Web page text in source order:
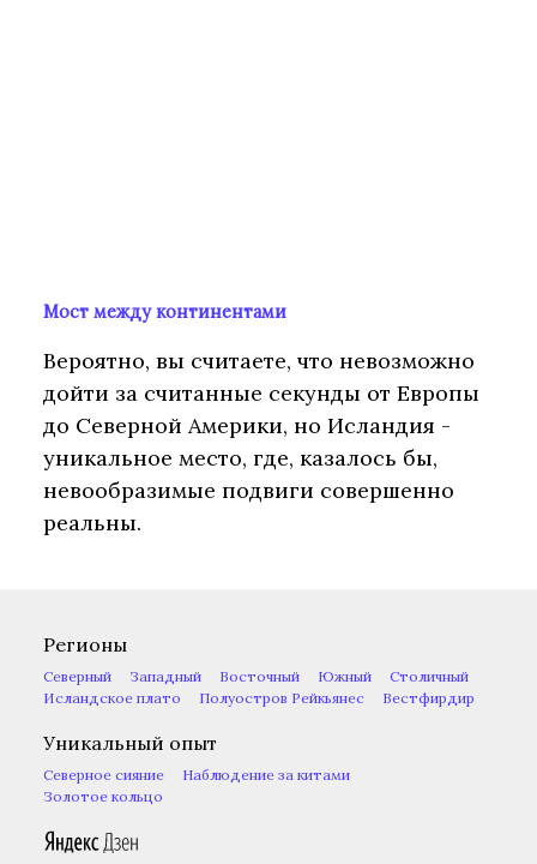
Мост между континентами
Вероятно, вы считаете, что невозможно
дойти за считанные секунды от Европы
до Северной Америки, но Исландия -
уникальное место, где, казалось бы,
невообразимые подвиги совершенно
реальны.
Регионы
Северный Западный Восточный Южный
Столичный
Исландское плато
Полуостров Рейкьянес Вестфирдир
Уникальный опыт
Северное сияние
Наблюдение за китами
Золотое кольцо